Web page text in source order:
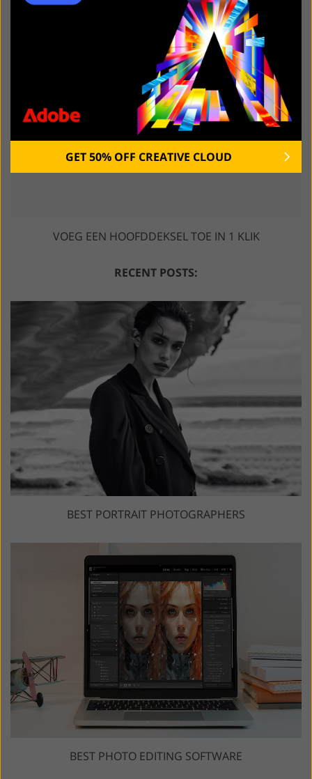
VOEG EEN HOOFDDEKSEL TOE IN 1 KLIK
RECENT POSTS:
BEST PORTRAIT PHOTOGRAPHERS
BEST PHOTO EDITING SOFTWARE
GET 50% OFF CREATIVE CLOUD